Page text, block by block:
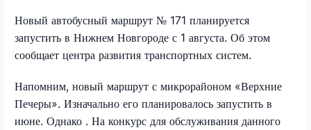
Новый автобусный маршрут № 171 планируется
запустить в Нижнем Новгороде с 1 августа. Об этом
сообщает центра развития транспортных систем.
Напомним, новый маршрут с микрорайоном «Верхние
Печеры». Изначально его планировалось запустить в
июне. Однако . На конкурс для обслуживания данного